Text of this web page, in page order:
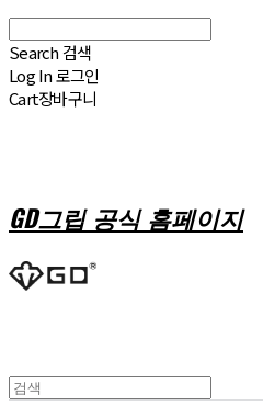
Search 검색
Log In로그인
Cart장바구니
GD그립 공식 홈페이지